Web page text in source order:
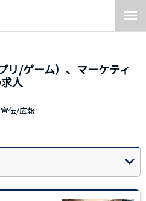
リ/ゲーム）、マーケティ
人
伝/広報